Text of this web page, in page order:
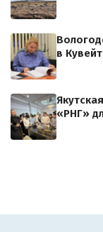
в
«РНГ»